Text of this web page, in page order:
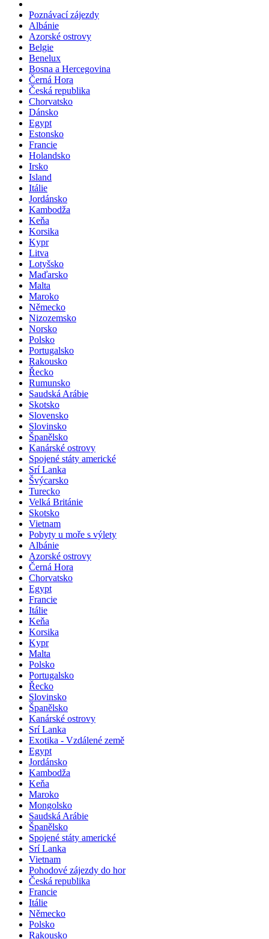
Poznávací zájezdy
Albánie
Azorské ostrovy
Belgie
Benelux
Bosna a Hercegovina
Černá Hora
Česká republika
Chorvatsko
Dánsko
Egypt
Estonsko
Francie
Holandsko
Irsko
Island
Itálie
Jordánsko
Kambodža
Keňa
Korsika
Kypr
Litva
Lotyšsko
Maďarsko
Malta
Maroko
Německo
Nizozemsko
Norsko
Polsko
Portugalsko
Rakousko
Řecko
Rumunsko
Saudská Arábie
Skotsko
Slovensko
Slovinsko
Španělsko
Kanárské ostrovy
Spojené státy americké
Srí Lanka
Švýcarsko
Turecko
Velká Británie
Skotsko
Vietnam
Pobyty u moře s výlety
Albánie
Azorské ostrovy
Černá Hora
Chorvatsko
Egypt
Francie
Itálie
Keňa
Korsika
Kypr
Malta
Polsko
Portugalsko
Řecko
Slovinsko
Španělsko
Kanárské ostrovy
Srí Lanka
Exotika - Vzdálené země
Egypt
Jordánsko
Kambodža
Keňa
Maroko
Mongolsko
Saudská Arábie
Španělsko
Spojené státy americké
Srí Lanka
Vietnam
Pohodové zájezdy do hor
Česká republika
Francie
Itálie
Německo
Polsko
Rakousko